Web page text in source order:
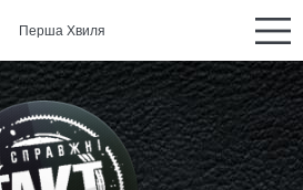
Перша Хвиля